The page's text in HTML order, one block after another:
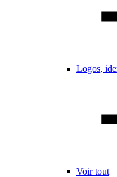
Logos,
Voir tout